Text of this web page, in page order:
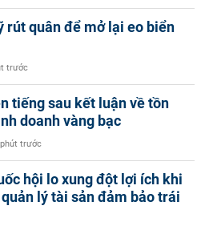
rút quân để mở lại eo biển
trước
tiếng sau kết luận về tồn
doanh vàng bạc
trước
hội lo xung đột lợi ích khi
lý tài sản đảm bảo trái